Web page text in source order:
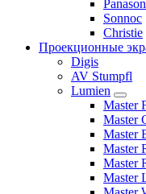
Sonnoc
Сhristie
Проекционные
Digis
AV Stumpfl
Lumien
Master
Master
Master
Master
Master
Master